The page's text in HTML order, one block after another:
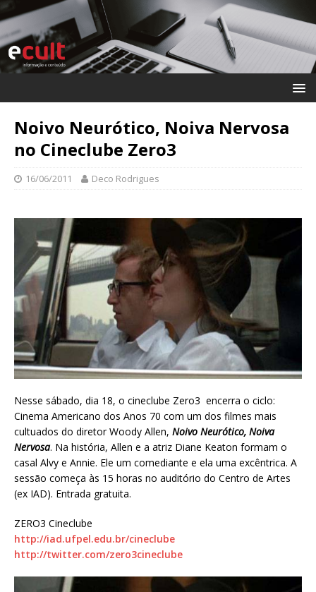
Noivo Neurótico, Noiva Nervosa
no Cineclube Zero3
16/06/2011 Deco Rodrigues
Nesse sábado, dia 18, o cineclube Zero3 encerra o ciclo:
Cinema Americano dos Anos 70 com um dos filmes mais
cultuados do diretor Woody Allen, Noivo Neurótico, Noiva
Nervosa. Na história, Allen e a atriz Diane Keaton formam o
casal Alvy e Annie. Ele um comediante e ela uma excêntrica. A
sessão começa às 15 horas no auditório do Centro de Artes
(ex IAD). Entrada gratuita.
ZERO3 Cineclube
http://iad.ufpel.edu.br/cineclube
http://twitter.com/zero3cineclube